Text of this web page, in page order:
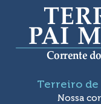
conteúdo
Terreiro de
Nossa